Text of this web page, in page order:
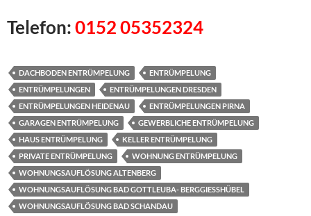
Telefon:0152 05352324
DACHBODEN ENTRÜMPELUNG
ENTRÜMPELUNG
ENTRÜMPELUNGEN
ENTRÜMPELUNGEN DRESDEN
ENTRÜMPELUNGEN HEIDENAU
ENTRÜMPELUNGEN PIRNA
GARAGEN ENTRÜMPELUNG
GEWERBLICHE ENTRÜMPELUNG
HAUS ENTRÜMPELUNG
KELLER ENTRÜMPELUNG
PRIVATE ENTRÜMPELUNG
WOHNUNG ENTRÜMPELUNG
WOHNUNGSAUFLÖSUNG ALTENBERG
WOHNUNGSAUFLÖSUNG BAD GOTTLEUBA- BERGGIESSHÜBEL
WOHNUNGSAUFLÖSUNG BAD SCHANDAU